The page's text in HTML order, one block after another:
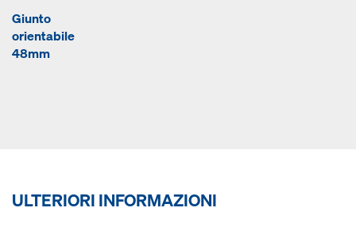
Giunto
orientabile
48mm
ULTERIORI INFORMAZIONI